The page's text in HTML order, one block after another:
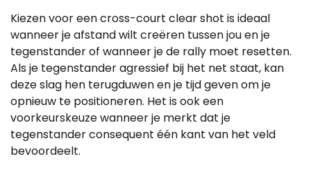
Kiezen voor een cross-court clear shot is ideaal
wanneer je afstand wilt creëren tussen jou en je
tegenstander of wanneer je de rally moet resetten.
Als je tegenstander agressief bij het net staat, kan
deze slag hen terugduwen en je tijd geven om je
opnieuw te positioneren. Het is ook een
voorkeurskeuze wanneer je merkt dat je
tegenstander consequent één kant van het veld
bevoordeelt.